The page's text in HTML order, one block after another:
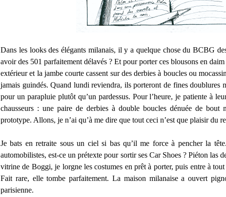
Dans les looks des élégants milanais, il y a quelque chose du BCBG
avoir des 501 parfaitement délavés ? Et pour porter ces blousons en
extérieur et la jambe courte cassent sur des derbies à boucles ou
jamais guindés. Quand lundi reviendra, ils porteront de fines doublures
pour un parapluie plutôt qu’un pardessus. Pour l’heure, je patiente à
chausseurs : une paire de derbies à double boucles dénuée de
prototype. Allons, je n’ai qu’à me dire que tout ceci n’est que plaisir du
Je bats en retraite sous un ciel si bas qu’il me force à pencher la
automobilistes, est-ce un prétexte pour sortir ses Car Shoes ? Piéton las
vitrine de Boggi, je lorgne les costumes en prêt à porter, puis entre à
Fait rare, elle tombe parfaitement. La maison milanaise a ouvert
parisienne.